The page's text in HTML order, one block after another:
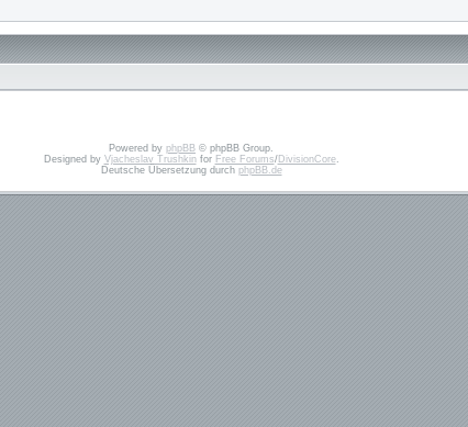
Powered by phpBB © phpBB Group.
Designed by Vjacheslav Trushkinfor Free Forums/DivisionCore.
Deutsche Übersetzung durch phpBB.de